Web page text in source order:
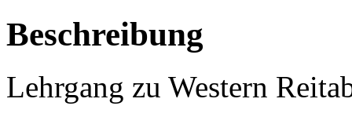
Beschreibung
Lehrgang zu Western